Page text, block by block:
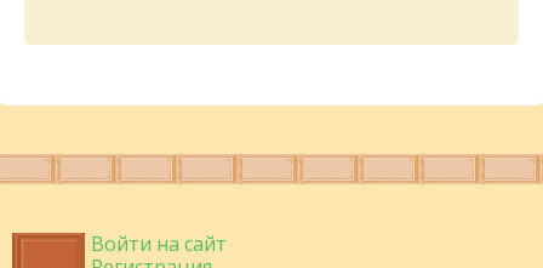
Войти на сайт